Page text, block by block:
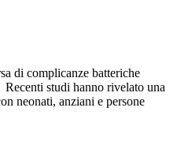
di complicanze batteriche
studi hanno rivelato una
neonati, anziani e persone